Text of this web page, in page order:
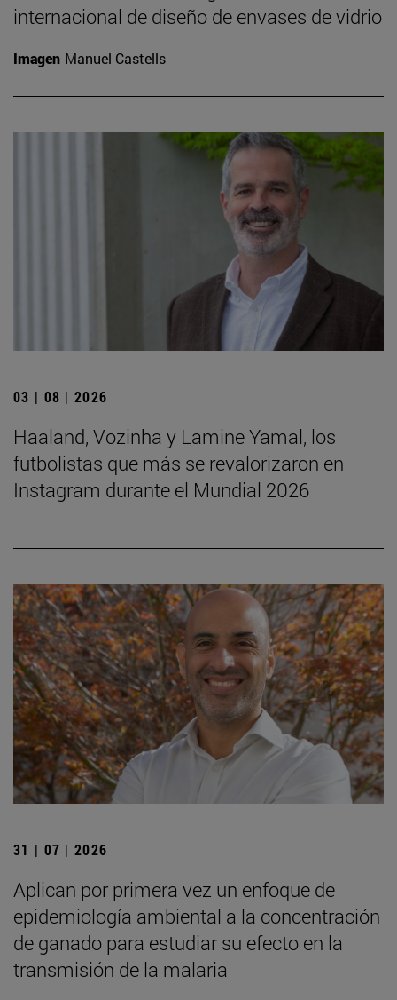
internacional de diseño de envases de vidrio
Imagen Manuel Castells
03 | 08 | 2026
Haaland, Vozinha y Lamine Yamal, los
futbolistas que más se revalorizaron en
Instagram durante el Mundial 2026
31 | 07 | 2026
Aplican por primera vez un enfoque de
epidemiología ambiental a la concentración
de ganado para estudiar su efecto en la
transmisión de la malaria